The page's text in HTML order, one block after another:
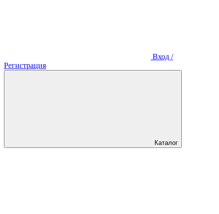
Вход /
Регистрация
Каталог